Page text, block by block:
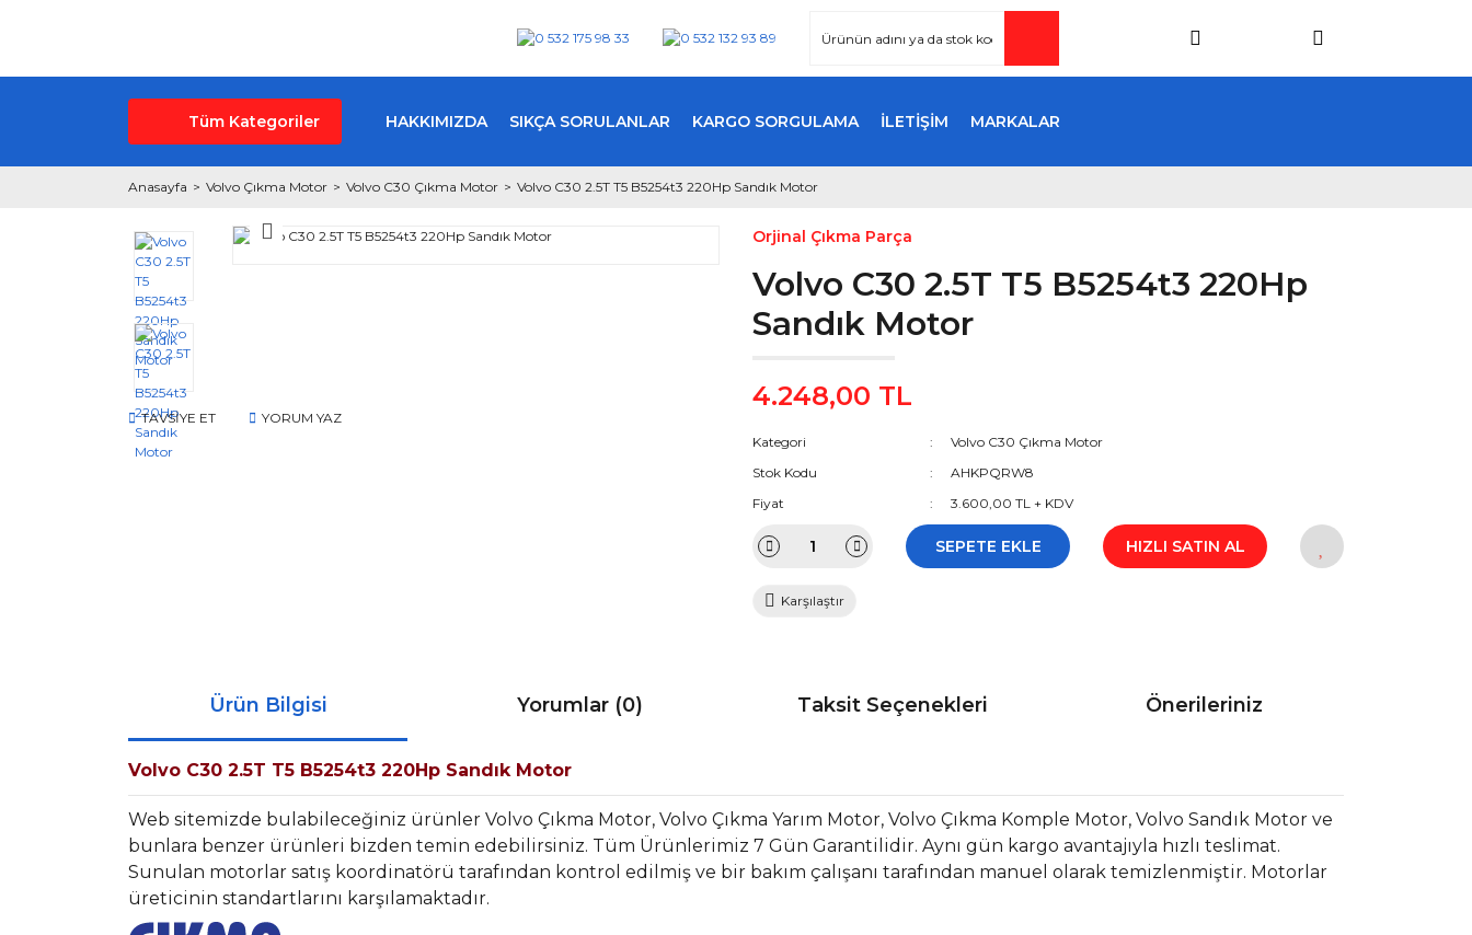
Tüm Kategoriler HAKKIMIZDA SIKÇA SORULANLAR KARGO SORGULAMA İLETİŞİM MARKALAR
Anasayfa Volvo Çıkma Motor Volvo C30 Çıkma Motor Volvo C30 2.5T T5 B5254t3 220Hp Sandık Motor
TAVSİYE ET YORUM YAZ
Orjinal Çıkma Parça
Volvo C30 2.5T T5 B5254t3 220Hp
Sandık Motor
4.248,00 TL
Kategori
Volvo C30 Çıkma Motor
Stok Kodu
AHKPQRW8
Fiyat
3.600,00 TL + KDV
SEPETE EKLE HIZLI SATIN AL
Karşılaştır
Ürün Bilgisi Yorumlar (0) Taksit Seçenekleri Önerileriniz
Volvo C30 2.5T T5 B5254t3 220Hp Sandık Motor
Web sitemizde bulabileceğiniz ürünler Volvo Çıkma Motor, Volvo Çıkma Yarım Motor, Volvo Çıkma Komple Motor, Volvo Sandık Motor ve
bunlara benzer ürünleri bizden temin edebilirsiniz. Tüm Ürünlerimiz 7 Gün Garantilidir. Aynı gün kargo avantajıyla hızlı teslimat.
Sunulan motorlar satış koordinatörü tarafından kontrol edilmiş ve bir bakım çalışanı tarafından manuel olarak temizlenmiştir. Motorlar
üreticinin standartlarını karşılamaktadır.